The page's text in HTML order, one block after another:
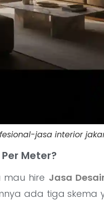
jasa interior
Meter?
mau hire Jasa
ada tiga skema